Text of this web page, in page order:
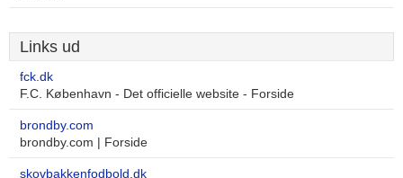
Links ud
fck.dk
F.C. København - Det officielle website - Forside
brondby.com
brondby.com | Forside
skovbakkenfodbold.dk